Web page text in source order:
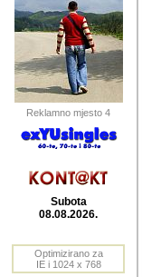
Reklamno mjesto 4
Subota
08.08.2026.
Optimizirano za
IE i 1024 x 768